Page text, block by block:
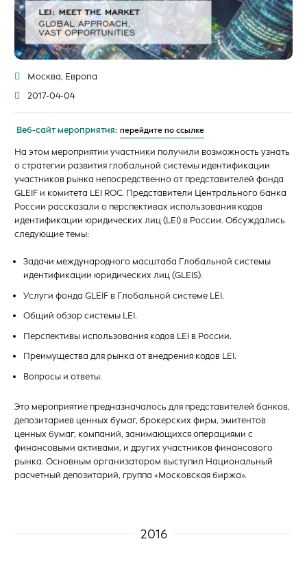
Москва, Европа
2017-04-04
Веб-сайт мероприятия: перейдите по ссылке
На этом мероприятии участники получили возможность узнать
о стратегии развития глобальной системы идентификации
участников рынка непосредственно от представителей фонда
GLEIF и комитета LEI ROC. Представители Центрального банка
России рассказали о перспективах использования кодов
идентификации юридических лиц (LEI) в России. Обсуждались
следующие темы:
Задачи международного масштаба Глобальной системы
идентификации юридических лиц (GLEIS).
Услуги фонда GLEIF в Глобальной системе LEI.
Общий обзор системы LEI.
Перспективы использования кодов LEI в России.
Преимущества для рынка от внедрения кодов LEI.
Вопросы и ответы.
Это мероприятие предназначалось для представителей банков,
депозитариев ценных бумаг, брокерских фирм, эмитентов
ценных бумаг, компаний, занимающихся операциями с
финансовыми активами, и других участников финансового
рынка. Основным организатором выступил Национальный
расчетный депозитарий, группа «Московская биржа».
2016